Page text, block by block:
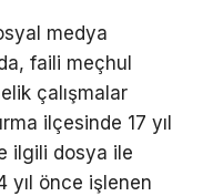
medya
faili meçhul
çalışmalar
ilçesinde 17 yıl
ilgili dosya ile
yıl önce işlenen